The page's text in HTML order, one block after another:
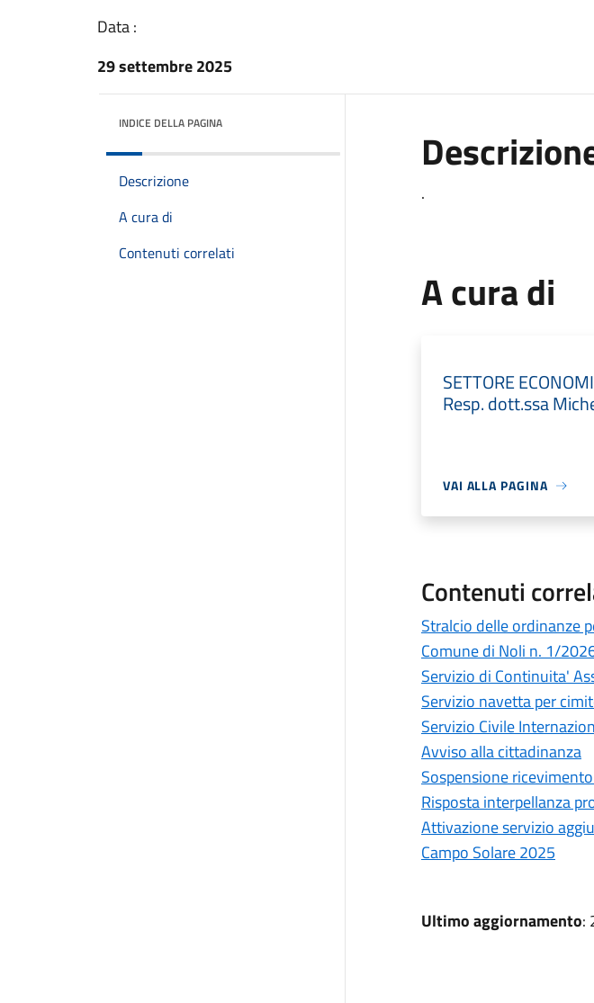
Data :
29 settembre 2025
INDICE DELLA PAGINA
Descrizione
A cura di
Contenuti correlati
.
A cura di
SETTORE
Resp. dott.ssa
VAI ALLA PAGINA
Contenuti
Stralcio delle ordinanze
Comune di Noli n. 1/
Servizio di Continuita'
Servizio navetta per
Servizio Civile
Avviso alla cittadinanza
Sospensione
Risposta interpellanza
Attivazione servizio
Campo Solare 2025
Ultimo aggiornamento: